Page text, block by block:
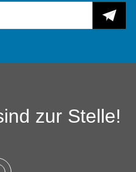
zur Stelle!